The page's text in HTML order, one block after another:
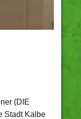
(DIE
Stadt Kalbe